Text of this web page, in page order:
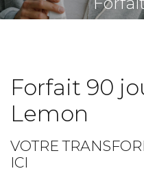
Forfait 90
Lemon
VOTRE
ICI